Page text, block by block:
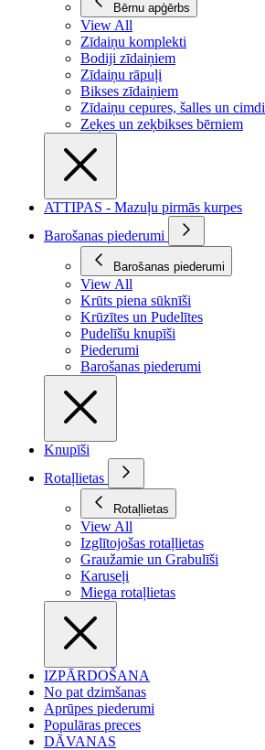
Bērnu apģērbs
View All
Zīdaiņu komplekti
Bodiji zīdaiņiem
Zīdaiņu rāpuļi
Bikses zīdaiņiem
Zīdaiņu cepures, šalles un cimdi
Zeķes un zeķbikses bērniem
ATTIPAS - Mazuļu pirmās kurpes
Barošanas piederumi
Barošanas piederumi
View All
Krūts piena sūknīši
Krūzītes un Pudelītes
Pudelīšu knupīši
Piederumi
Barošanas piederumi
Knupīši
Rotaļlietas
Rotaļlietas
View All
Izglītojošas rotaļlietas
Graužamie un Grabulīši
Karuseļi
Miega rotaļlietas
IZPĀRDOŠANA
No pat dzimšanas
Aprūpes piederumi
Populāras preces
DĀVANAS